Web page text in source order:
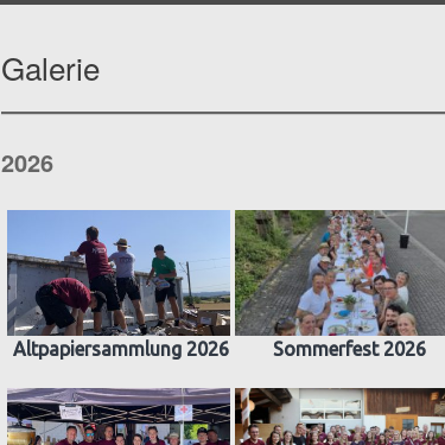
Galerie
2026
Altpapiersammlung 2026 Sommerfest 2026